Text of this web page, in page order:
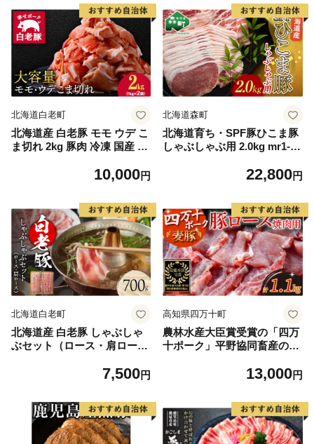
北海道白老町
北海道産 白老豚 モモ ウデ こ
ま切れ 2kg 豚肉 冷凍 国産 ス
10,000円
北海道森町
北海道育ち・SPF豚ひこま豚
しゃぶしゃぶ用 2.0kg mr1-11
22,800円
北海道白老町
北海道産 白老豚 しゃぶしゃ
ぶセット（ロース・肩ロース
7,500円
高知県四万十町
農林水産大臣賞受賞の「四万
十ポーク」平野協同畜産の
肉1.1kg）／Ahc-A0113,000円